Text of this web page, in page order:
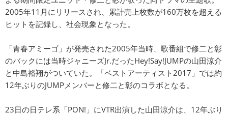
2005年11月にリリースされ、累計売上枚数が160万枚を超える
ヒットを記録し、社会現象となった。
「青春アミーゴ」が発売された2005年当時、歌番組で修二と彰
のバックには当時ジャニーズJr.だったHey!Say!JUMPの山田涼介
と中島裕翔がついていた。「ベストアーティスト2017」では約
12年ぶりのJUMPメンバーと修二と彰のコラボとなる。
23日の日テレ系「PON!」にVTR出演した山田涼介は、12年ぶり